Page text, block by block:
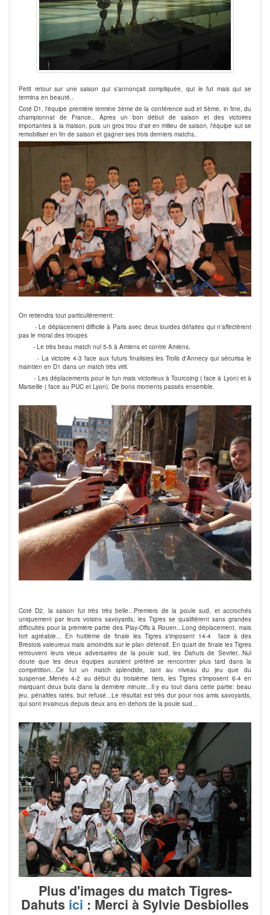
Petit retour sur une saison qui s'annonçait compliquée, qui le fut mais qui se
termina en beauté..
Coté D1, l'équipe première termine 3ème de la conférence sud et 5ème, in fine, du
championnat de France.. Apres un bon début de saison et des victoires
importantes à la maison, puis un gros trou d'air en milieu de saison, l'équipe sut se
remobiliser en fin de saison et gagner ses trois derniers matchs..
On retiendra tout particulièrement:
- Le déplacement difficile à Paris avec deux lourdes défaites qui n'affectèrent
pas le moral des troupes
- Le très beau match nul 5-5 à Amiens et contre Amiens.
- La victoire 4-3 face aux futurs finalistes les Trolls d'Annecy qui sécurisa le
maintien en D1 dans un match très viril.
- Les déplacements pour le fun mais victorieux à Tourcoing ( face à Lyon) et à
Marseille ( face au PUC et Lyon). De bons moments passés ensemble.
Coté D2, la saison fut très très belle...Premiers de la poule sud, et accrochés
uniquement par leurs voisins savoyards, les Tigres se qualifièrent sans grandes
difficultés pour la première partie des Play-Offs à Rouen...Long déplacement, mais
fort agréable... En huitième de finale les Tigres s'imposent 14-4 face à des
Brestois valeureux mais amoindris sur le plan défensif. En quart de finale les Tigres
retrouvent leurs vieux adversaires de la poule sud, les Dahuts de Sevrier...Nul
doute que les deux équipes auraient préféré se rencontrer plus tard dans la
compétition...Ce fut un match splendide, tant au niveau du jeu que du
suspense..Menés 4-2 au début du troisième tiers, les Tigres s'imposent 6-4 en
marquant deux buts dans la dernière minute...Il y eu tout dans cette partie: beau
jeu, pénalties ratés, but refusé...Le résultat est très dur pour nos amis savoyards,
qui sont invaincus depuis deux ans en dehors de la poule sud...
Plus d'images du match Tigres-
Dahuts ici : Merci à Sylvie Desbiolles